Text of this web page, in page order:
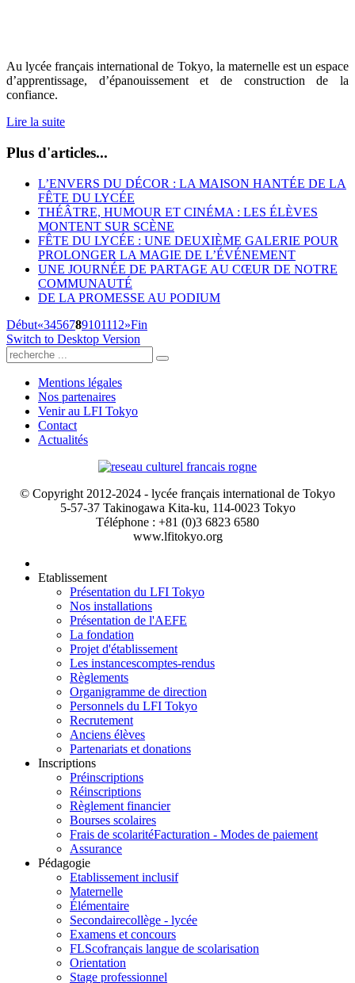
Au lycée français international de Tokyo, la maternelle est un espace
d’apprentissage, d’épanouissement et de construction de la
confiance.
Lire la suite
Plus d'articles...
L’ENVERS DU DÉCOR : LA MAISON HANTÉE DE LA
FÊTE DU LYCÉE
THÉÂTRE, HUMOUR ET CINÉMA : LES ÉLÈVES
MONTENT SUR SCÈNE
FÊTE DU LYCÉE : UNE DEUXIÈME GALERIE POUR
PROLONGER LA MAGIE DE L’ÉVÉNEMENT
UNE JOURNÉE DE PARTAGE AU CŒUR DE NOTRE
COMMUNAUTÉ
DE LA PROMESSE AU PODIUM
Début«3456789101112»Fin
Switch to Desktop Version
Mentions légales
Nos partenaires
Venir au LFI Tokyo
Contact
Actualités
© Copyright 2012-2024 - lycée français international de Tokyo
5-57-37 Takinogawa Kita-ku, 114-0023 Tokyo
Téléphone : +81 (0)3 6823 6580
www.lfitokyo.org
Etablissement
Présentation du LFI Tokyo
Nos installations
Présentation de l'AEFE
La fondation
Projet d'établissement
Les instancescomptes-rendus
Règlements
Organigramme de direction
Personnels du LFI Tokyo
Recrutement
Anciens élèves
Partenariats et donations
Inscriptions
Préinscriptions
Réinscriptions
Règlement financier
Bourses scolaires
Frais de scolaritéFacturation - Modes de paiement
Assurance
Pédagogie
Etablissement inclusif
Maternelle
Élémentaire
Secondairecollège - lycée
Examens et concours
FLScofrançais langue de scolarisation
Orientation
Stage professionnel